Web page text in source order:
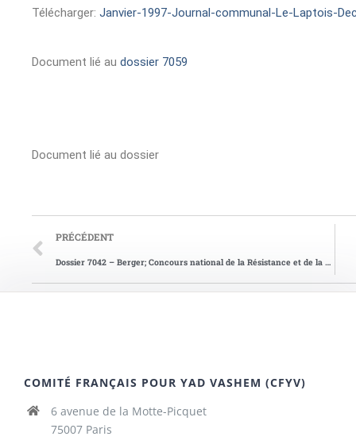
Télécharger: Janvier-1997-Journal-communal-Le-Laptois-
Document lié au dossier 7059
Document lié au dossier
PRÉCÉDENT
Dossier 7042 – Berger; Concours national de la Résistance et de la Déportation en 2008
COMITÉ FRANÇAIS POUR YAD VASHEM (CFYV)
6 avenue de la Motte-Picquet
75007 Paris